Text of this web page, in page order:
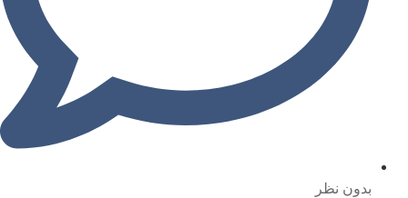
بدون نظر